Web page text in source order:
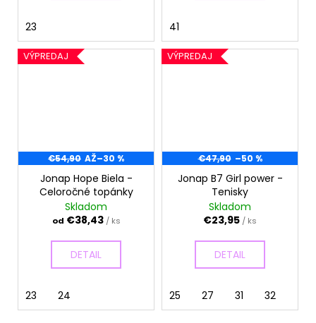
23 41
VÝPREDAJ
€54,90 AŽ–30 %
Jonap Hope Biela -
Celoročné topánky
Skladom
od €38,43 / ks
DETAIL
23 24
VÝPREDAJ
€47,90 –50 %
Jonap B7 Girl power -
Tenisky
Skladom
€23,95 / ks
DETAIL
25 27 31 32